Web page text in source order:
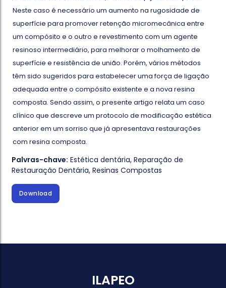
Neste caso é necessário um aumento na rugosidade de
superfície para promover retenção micromecânica entre
um compósito e o outro e revestimento com um agente
resinoso intermediário, para melhorar o molhamento de
superfície e resistência de união. Porém, vários métodos
têm sido sugeridos para estabelecer uma força de ligação
adequada entre o compósito existente e a nova resina
composta. Sendo assim, o presente artigo relata um caso
clínico que descreve um protocolo de modificação estética
anterior em um sorriso que já apresentava restaurações
com resina composta.
Palvras-chave: Estética dentária,Reparação de
Restauração Dentária,Resinas Compostas
Download
ILAPEO